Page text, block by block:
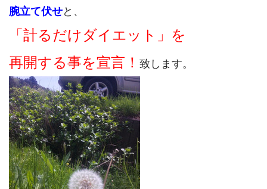
腕立て伏せと、
「計るだけダイエット」を
再開する事を宣言！ 致します。